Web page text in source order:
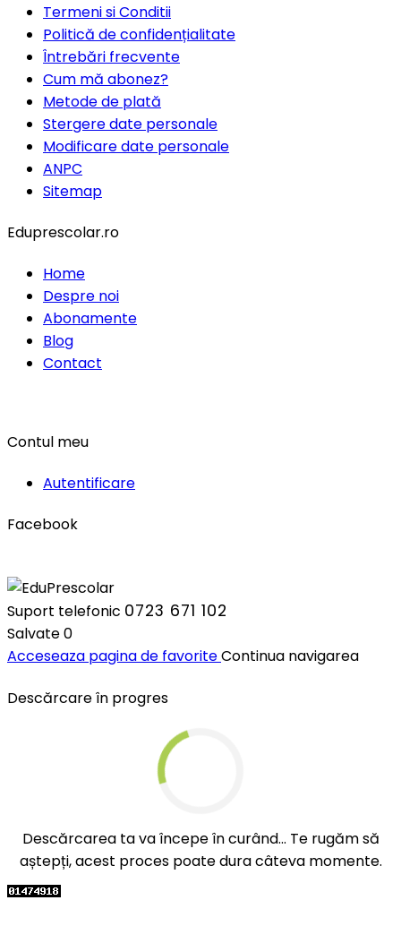
Termeni si Conditii
Politică de confidențialitate
Întrebări frecvente
Cum mă abonez?
Metode de plată
Stergere date personale
Modificare date personale
ANPC
Sitemap
Eduprescolar.ro
Home
Despre noi
Abonamente
Blog
Contact
Contul meu
Autentificare
Facebook
Suport telefonic 0723 671 102
Salvate0
Acceseaza pagina de favoriteContinua navigarea
Descărcare în progres
Descărcarea ta va începe în curând... Te rugăm să
aștepți, acest proces poate dura câteva momente.